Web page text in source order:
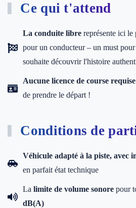
Ce qui t'attend
La conduite libre représente ici
pour un conducteur – un must
souhaite découvrir l'histoire
Aucune licence de course requise
de prendre le départ !
Conditions de
Véhicule adapté à la piste, avec
en parfait état technique
La limite de volume sonore pour
dB(A)